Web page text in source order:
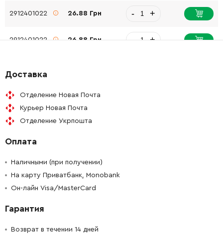
2912401022 26.88 Грн - +
2912401022 26.88 Грн - +
2912401019 26.88 Грн
2912401019 26.88 Грн
2603410001
1610283019 221.08 Грн
845.38 Грн
Доставка
Отделение Новая Почта
Курьер Новая Почта
Отделение Укрпошта
Оплата
Наличными (при получении)
На карту Приватбанк, Monobank
Он-лайн Visa/MasterCard
Гарантия
Возврат в течении 14 дней